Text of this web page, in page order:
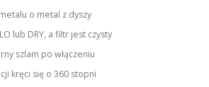
o metal z dyszy
lub DRY, a filtr jest czysty
szlam po włączeniu
kręci się o 360 stopni